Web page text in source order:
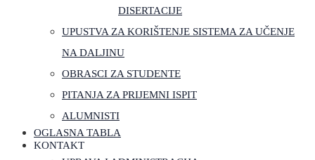
DISERTACIJE
UPUSTVA ZA KORIŠTENJE SISTEMA ZA UČENJE
NA DALJINU
OBRASCI ZA STUDENTE
PITANJA ZA PRIJEMNI ISPIT
ALUMNISTI
OGLASNA TABLA
KONTAKT